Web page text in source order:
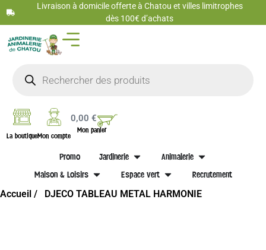
Livraison à domicile offerte à Chatou et villes limitrophes
dès 100€ d’achats
La boutiqueMon compte
0,00€
Mon panier
Promo Jardinerie
Animalerie
Maison & Loisirs
Espace vert Recrutement
Accueil / DJECO TABLEAU METAL HARMONIE